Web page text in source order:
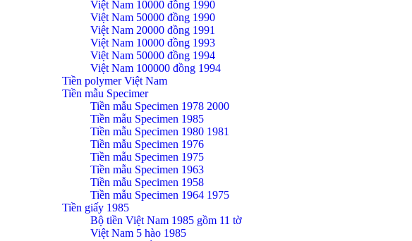
Việt Nam 10000 đồng 1990
Việt Nam 50000 đồng 1990
Việt Nam 20000 đồng 1991
Việt Nam 10000 đồng 1993
Việt Nam 50000 đồng 1994
Việt Nam 100000 đồng 1994
Tiền polymer Việt Nam
Tiền mẫu Specimer
Tiền mẫu Specimen 1978 2000
Tiền mẫu Specimen 1985
Tiền mẫu Specimen 1980 1981
Tiền mẫu Specimen 1976
Tiền mẫu Specimen 1975
Tiền mẫu Specimen 1963
Tiền mẫu Specimen 1958
Tiền mẫu Specimen 1964 1975
Tiền giấy 1985
Bộ tiền Việt Nam 1985 gồm 11 tờ
Việt Nam 5 hào 1985